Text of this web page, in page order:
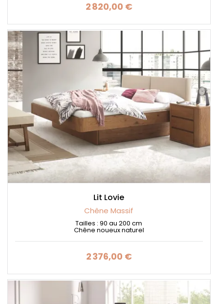
Prix
2 820,00 €
Lit Lovie
Chêne Massif
Tailles : 90 au 200 cm
Chêne noueux naturel
Prix
2 376,00 €